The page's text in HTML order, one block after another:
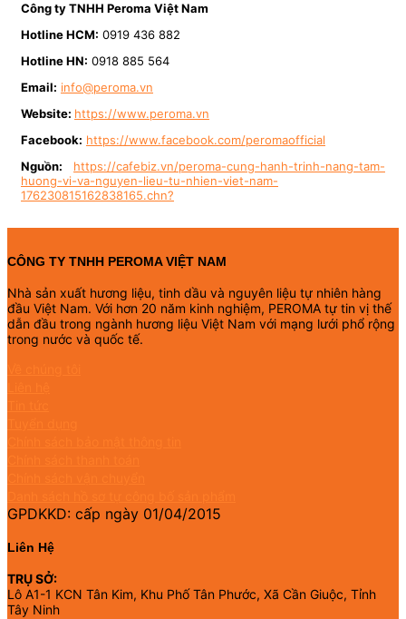
Côngty TNHH Peroma Việt Nam
Hotline HCM: 0919 436 882
Hotline HN: 0918 885 564
Email: info@peroma.vn
Website: https://www.peroma.vn
Facebook: https://www.facebook.com/peromaofficial
Nguồn:
https://cafebiz.vn/peroma-cung-hanh-trinh-nang-tam-
huong-vi-va-nguyen-lieu-tu-nhien-viet-nam-
176230815162838165.chn?
CÔNG TY TNHH PEROMA VIỆT NAM
Nhà sản xuất hương liệu, tinh dầu và nguyên liệu tự nhiên hàng
đầu Việt Nam. Với hơn 20 năm kinh nghiệm, PEROMA tự tin vị thế
dẫn đầu trong ngành hương liệu Việt Nam với mạng lưới phổ rộng
trong nước và quốc tế.
GPDKKD: cấp ngày 01/04/2015
Liên Hệ
TRỤ SỞ:
Lô A1-1 KCN Tân Kim, Khu Phố Tân Phước, Xã Cần Giuộc, Tỉnh
Tây Ninh